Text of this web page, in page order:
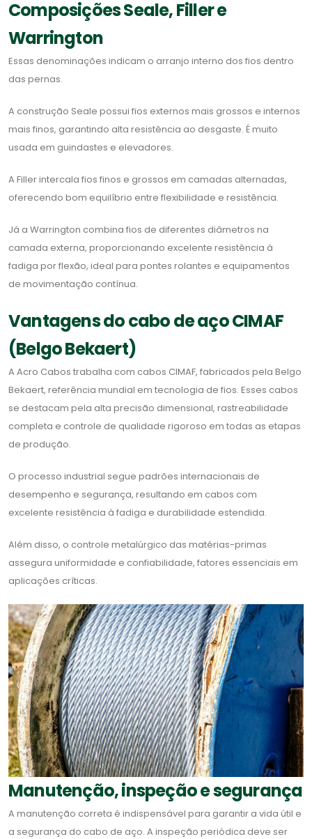
Composições Seale, Filler e
Warrington
Essas denominações indicam o arranjo interno dos fios dentro
das pernas.
A construção Seale possui fios externos mais grossos e internos
mais finos, garantindo alta resistência ao desgaste. É muito
usada em guindastes e elevadores.
A Filler intercala fios finos e grossos em camadas alternadas,
oferecendo bom equilíbrio entre flexibilidade e resistência.
Já a Warrington combina fios de diferentes diâmetros na
camada externa, proporcionando excelente resistência à
fadiga por flexão, ideal para pontes rolantes e equipamentos
de movimentação contínua.
Vantagens do cabo de aço CIMAF
(Belgo Bekaert)
A Acro Cabos trabalha com cabos CIMAF, fabricados pela Belgo
Bekaert, referência mundial em tecnologia de fios. Esses cabos
se destacam pela alta precisão dimensional, rastreabilidade
completa e controle de qualidade rigoroso em todas as etapas
de produção.
O processo industrial segue padrões internacionais de
desempenho e segurança, resultando em cabos com
excelente resistência à fadiga e durabilidade estendida.
Além disso, o controle metalúrgico das matérias-primas
assegura uniformidade e confiabilidade, fatores essenciais em
aplicações críticas.
Manutenção, inspeção e segurança
A manutenção correta é indispensável para garantir a vida útil e
a segurança do cabo de aço. A inspeção periódica deve ser